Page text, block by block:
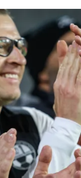
– "מרלן"
לבית עסק